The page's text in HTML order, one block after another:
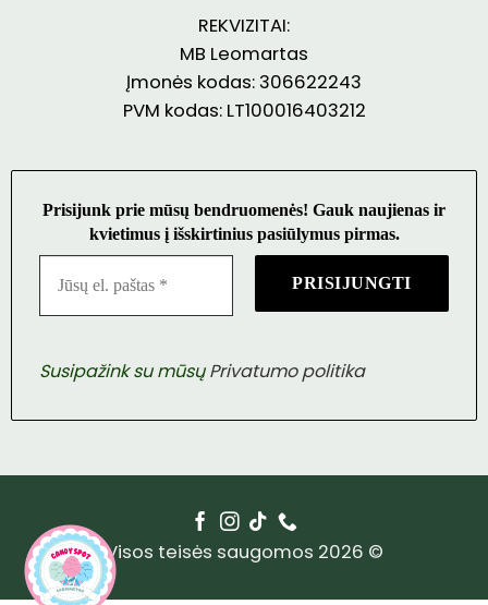
REKVIZITAI:
MB Leomartas
Įmonės kodas: 306622243
PVM kodas: LT100016403212
Prisijunk prie mūsų bendruomenės! Gauk naujienas ir
kvietimus į išskirtinius pasiūlymus pirmas.
Susipažink su mūsųPrivatumo politika
Visos teisės saugomos 2026 ©